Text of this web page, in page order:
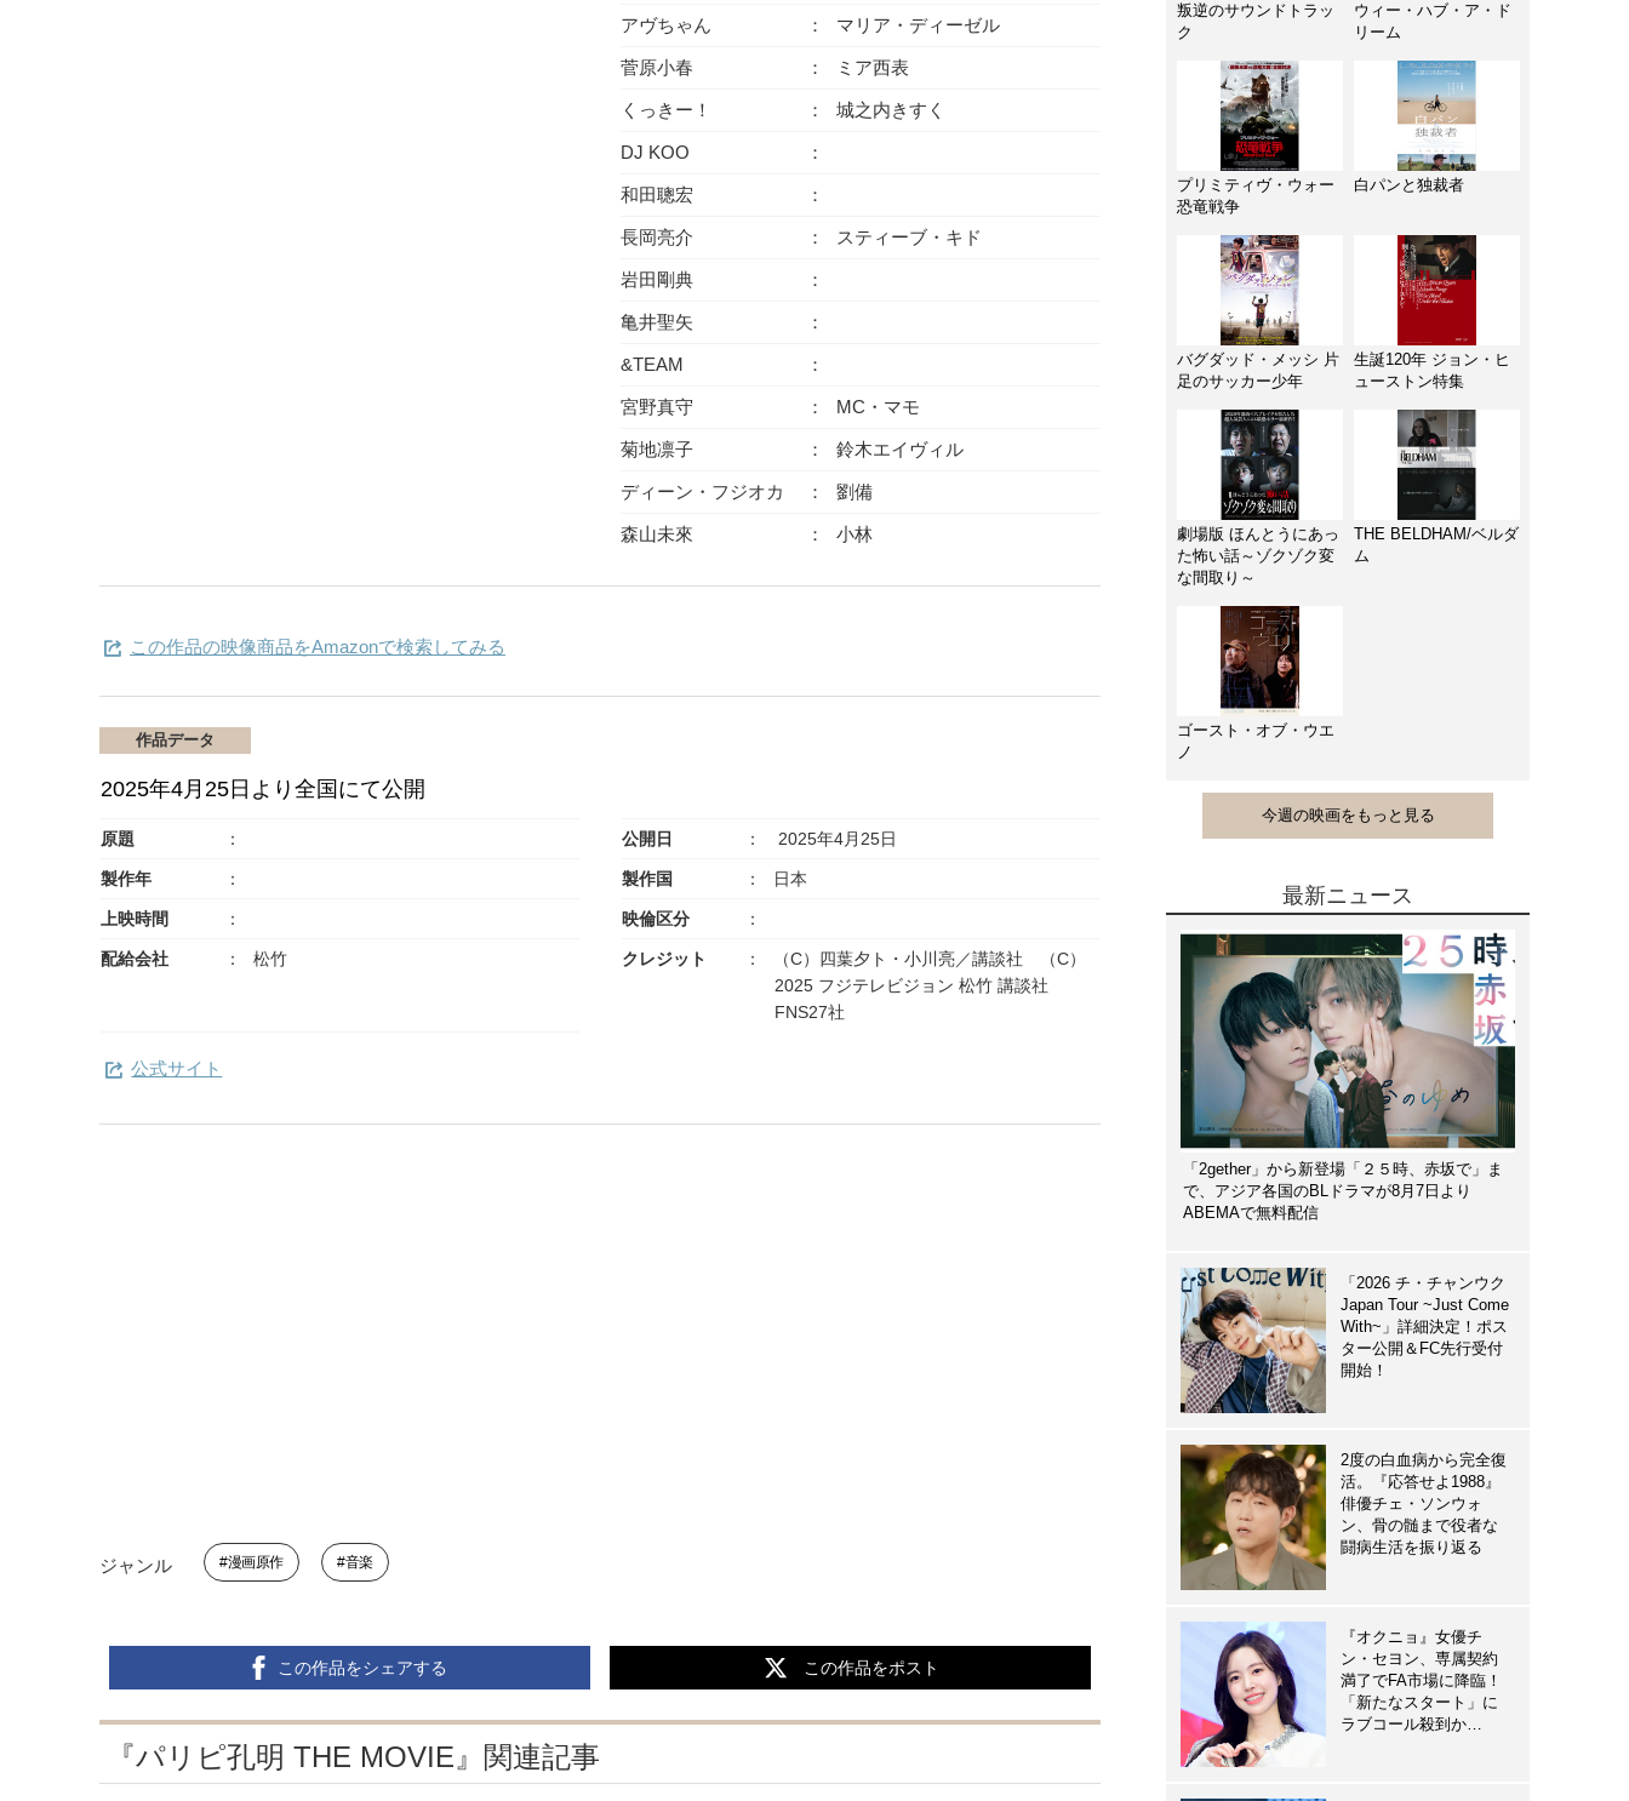
アヴちゃん マリア・ディーゼル
菅原小春 ミア西表
くっきー！ 城之内きすく
DJ KOO
和田聰宏
長岡亮介 スティーブ・キド
岩田剛典
亀井聖矢
&TEAM
宮野真守 MC・マモ
菊地凛子 鈴木エイヴィル
ディーン・フジオカ 劉備
森山未來 小林
この作品の映像商品をAmazonで検索してみる
作品データ
2025年4月25日より全国にて公開
原題 公開日 2025年4月25日
製作年 製作国 日本
上映時間 映倫区分
配給会社 松竹 クレジット
（C）四葉夕ト・小川亮／講談社 （C）
2025 フジテレビジョン 松竹 講談社
FNS27社
公式サイト
ジャンル 漫画原作 音楽
この作品をシェアする この作品をポスト
『パリピ孔明 THE MOVIE』関連記事
叛逆のサウンドトラッ
ク
ウィー・ハブ・ア・ド
リーム
プリミティヴ・ウォー
恐竜戦争
白パンと独裁者
バグダッド・メッシ 片
足のサッカー少年
生誕120年 ジョン・ヒ
ューストン特集
劇場版 ほんとうにあっ
た怖い話～ゾクゾク変
な間取り～
THE BELDHAM/ベルダ
ム
ゴースト・オブ・ウエ
ノ
今週の映画をもっと見る
最新ニュース
「2gether」から新登場「２５時、赤坂で」ま
で、アジア各国のBLドラマが8月7日より
ABEMAで無料配信
「2026 チ・チャンウク
Japan Tour ~Just Come
With~」詳細決定！ポス
ター公開＆FC先行受付
開始！
2度の白血病から完全復
活。『応答せよ1988』
俳優チェ・ソンウォ
ン、骨の髄まで役者な
闘病生活を振り返る
『オクニョ』女優チ
ン・セヨン、専属契約
満了でFA市場に降臨！
「新たなスタート」に
ラブコール殺到か…